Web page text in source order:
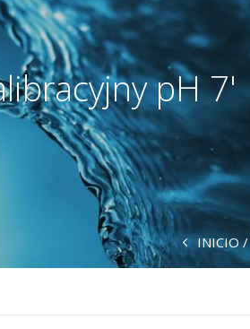
pH 7'
INICIO